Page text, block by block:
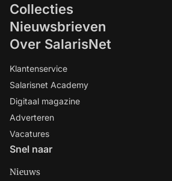
Collecties
Nieuwsbrieven
Over SalarisNet
Klantenservice
Salarisnet Academy
Digitaal magazine
Adverteren
Vacatures
Snel naar
Nieuws